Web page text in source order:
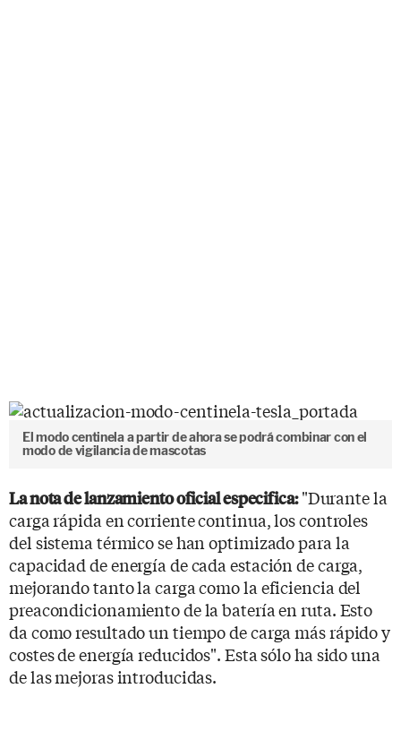
El modo centinela a partir de ahora se podrá combinar con el
modo de vigilancia de mascotas
La nota de lanzamiento oficial especifica:"Durante la
carga rápida en corriente continua, los controles
del sistema térmico se han optimizado para la
capacidad de energía de cada estación de carga,
mejorando tanto la carga como la eficiencia del
preacondicionamiento de la batería en ruta. Esto
da como resultado un tiempo de carga más rápido y
costes de energía reducidos". Esta sólo ha sido una
de las mejoras introducidas.